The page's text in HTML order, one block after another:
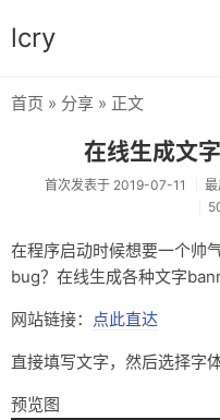
lcry
首页 » 分享 » 正文
在线生成文
首次发表于 2019-07-11
在程序启动时候想要一个帅
bug？在线生成各种文字
网站链接： 点此直达
直接填写文字，然后选择字
预览图